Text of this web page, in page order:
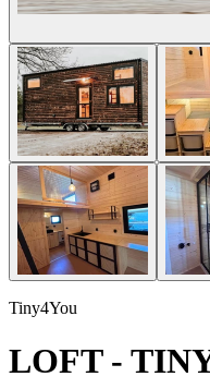
Tiny4You
LOFT -